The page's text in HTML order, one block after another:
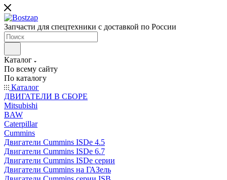
Запчасти для спецтехники с доставкой по России
Каталог
По всему сайту
По каталогу
Каталог
ДВИГАТЕЛИ В СБОРЕ
Mitsubishi
BAW
Caterpillar
Cummins
Двигатели Cummins ISDe 4.5
Двигатели Cummins ISDe 6.7
Двигатели Cummins ISDe серии
Двигатели Cummins на ГАЗель